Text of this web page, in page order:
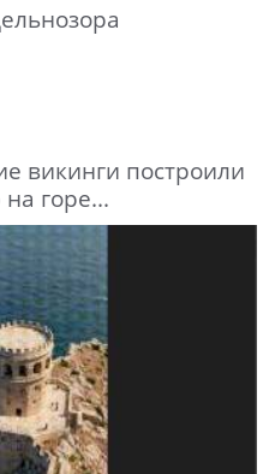
викинги построили
горе...